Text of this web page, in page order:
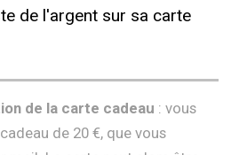
de l'argent sur sa carte
de la carte cadeau : vous
de 20 €, que vous